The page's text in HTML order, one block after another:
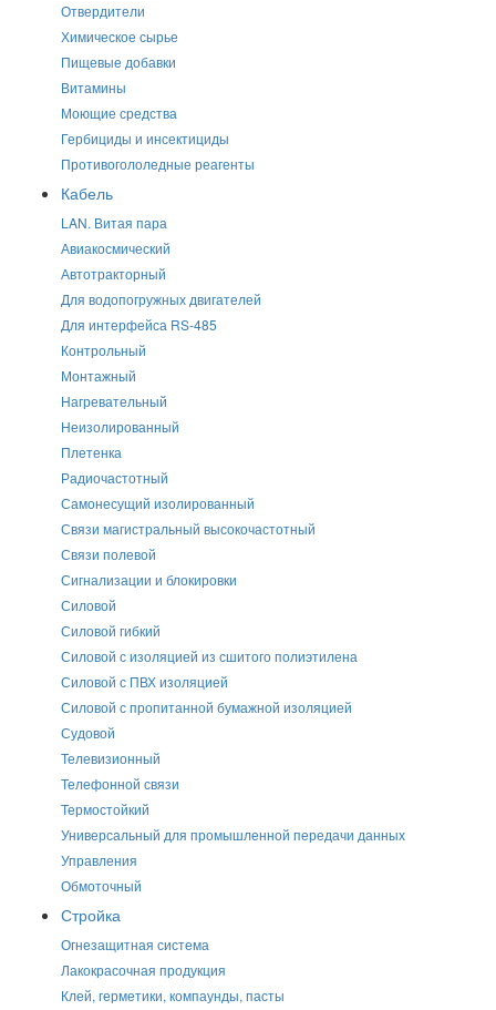
Отвердители
Химическое сырье
Пищевые добавки
Витамины
Моющие средства
Гербициды и инсектициды
Противогололедные реагенты
Кабель
LAN. Витая пара
Авиакосмический
Автотракторный
Для водопогружных двигателей
Для интерфейса RS-485
Контрольный
Монтажный
Нагревательный
Неизолированный
Плетенка
Радиочастотный
Самонесущий изолированный
Связи магистральный высокочастотный
Связи полевой
Сигнализации и блокировки
Силовой
Силовой гибкий
Силовой с изоляцией из сшитого полиэтилена
Силовой с ПВХ изоляцией
Силовой с пропитанной бумажной изоляцией
Судовой
Телевизионный
Телефонной связи
Термостойкий
Универсальный для промышленной передачи данных
Управления
Обмоточный
Стройка
Огнезащитная система
Лакокрасочная продукция
Клей, герметики, компаунды, пасты